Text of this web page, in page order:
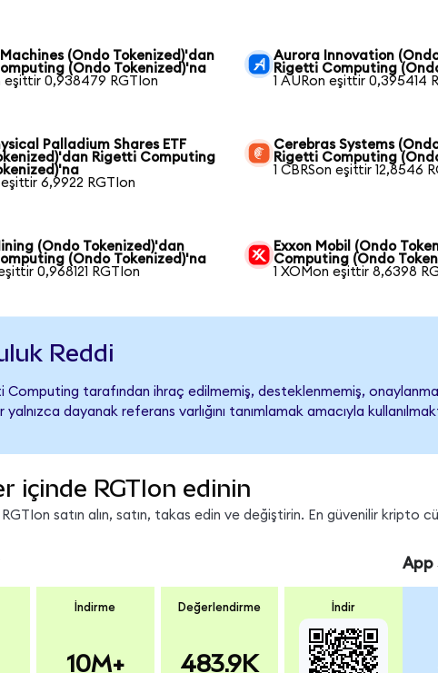
(Ondo Tokenized)'dan
(Ondo Tokenized)'na
eşittir 0,938479 RGTIon
Aurora Innovation
Rigetti Computing
1 AURon eşittir 0,395414
Palladium Shares ETF
Rigetti Computing
eşittir 6,9922 RGTIon
Cerebras Systems
Rigetti Computing
1 CBRSon eşittir 12,8546
(Ondo Tokenized)'dan
(Ondo Tokenized)'na
0,968121 RGTIon
Exxon Mobil (Ondo
Computing (Ondo
1 XOMon eşittir 8,6398
Reddi
Computing tarafından ihraç edilmemiş, desteklenmemiş,
dayanak referans varlığını tanımlamak amacıyla
içinde RGTIon edinin
satın alın, satın, takas edin ve değiştirin. En güvenilir kripto
İndirme
10M+
Değerlendirme
483.9K
İndir
App